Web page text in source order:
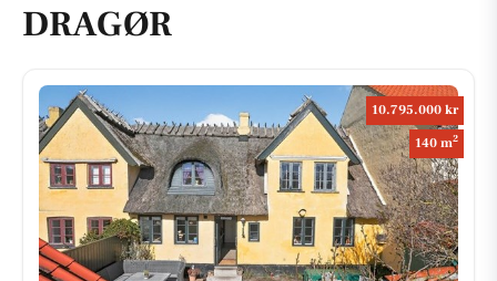
DRAGØR
10.795.000 kr
140 m2